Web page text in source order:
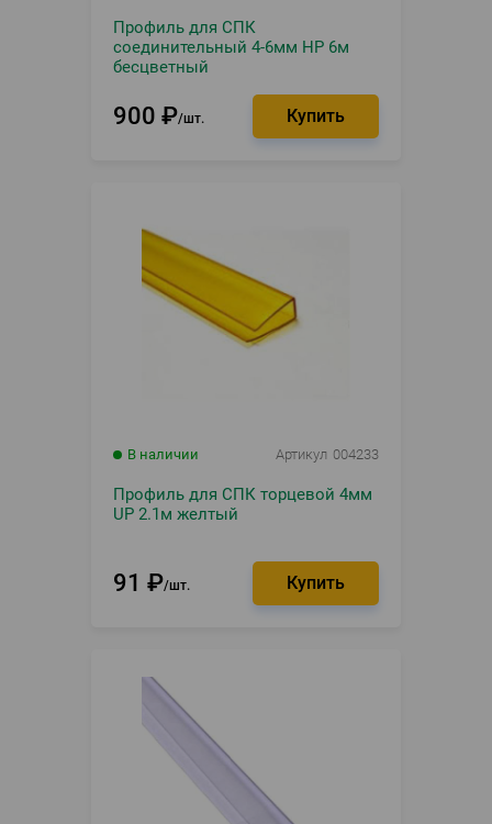
Профиль для СПК
соединительный 4-6мм НР 6м
бесцветный
900 ₽ шт.
В наличии Артикул 004233
Профиль для СПК торцевой 4мм
UP 2.1м желтый
91 ₽ шт.